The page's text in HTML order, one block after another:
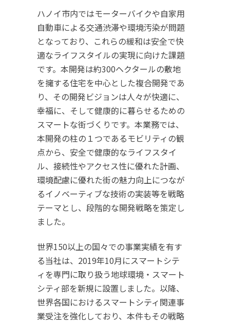
ハノイ市内ではモーターバイクや自家用
自動車による交通渋滞や環境汚染が問題
となっており、これらの緩和は安全で快
適なライフスタイルの実現に向けた課題
です。本開発は約300ヘクタールの敷地
を擁する住宅を中心とした複合開発であ
り、その開発ビジョンは人々が快適に、
幸福に、そして健康的に暮らせるための
スマートな街づくりです。本業務では、
本開発の柱の１つであるモビリティの観
点から、安全で健康的なライフスタイ
ル、接続性やアクセス性に優れた計画、
環境配慮に優れた街の魅力向上につなが
るイノベーティブな技術の実装等を戦略
テーマとし、段階的な開発戦略を策定し
ました。
世界150以上の国々での事業実績を有す
る当社は、2019年10月にスマートシテ
ィを専門に取り扱う地球環境・スマート
シティ部を新規に設置しました。以降、
世界各国におけるスマートシティ関連事
業受注を強化しており、本件もその戦略